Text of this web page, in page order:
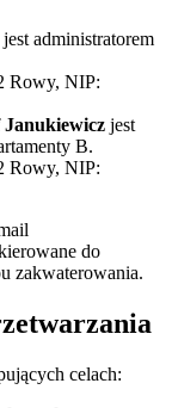
jest administratorem
Rowy, NIP:
jest
B.
Rowy, NIP:
do
zakwaterowania.
celach: